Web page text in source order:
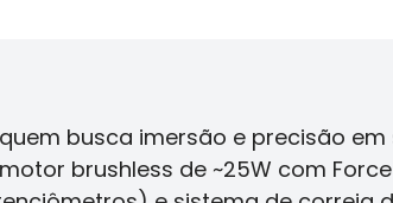
busca imersão e precisão
brushless de ~25W com